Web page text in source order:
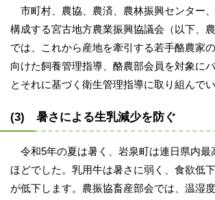
市町村、農協、農済、農林振興センター
構成する宮古地方農業振興協議会（以下、
では、これから産地を牽引する若手酪農家
向けた飼養管理指導、酪農部会員を対象に
とそれに基づく衛生管理指導に取り組んでい
(3) 暑さによる生乳減少を防ぐ
令和5年の夏は暑く、岩泉町は連日県内最
ほどでした。乳用牛は暑さに弱く、食欲低
が低下します。農振協畜産部会では、温湿